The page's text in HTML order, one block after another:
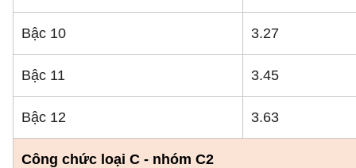
Bậc 10 3.27
Bậc 11 3.45
Bậc 12 3.63
Công chức loại C - nhóm C2